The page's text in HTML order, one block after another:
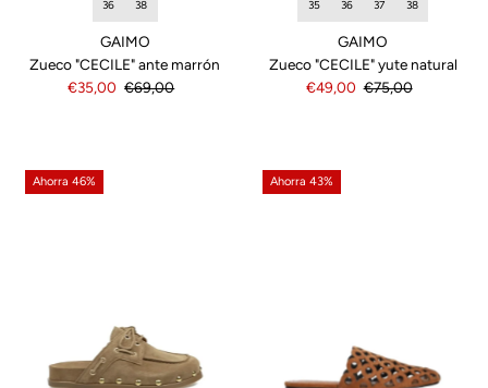
36 38
GAIMO
Zueco "CECILE" ante marrón
Precio
€35,00 Precio
€69,00
35 36 37 38
GAIMO
Zueco "CECILE" yute natural
Precio
€49,00 Precio
€75,00
Ahorra 46% Ahorra 43%